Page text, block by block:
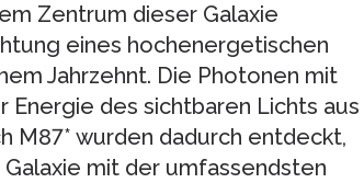
Zentrum dieser Galaxie
eines hochenergetischen
Jahrzehnt. Die Photonen mit
Energie des sichtbaren Lichts aus
M87* wurden dadurch entdeckt,
mit der umfassendsten